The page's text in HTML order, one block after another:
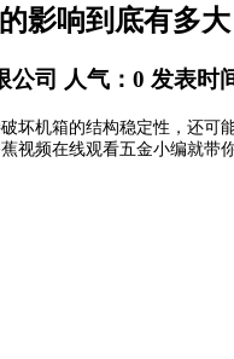
影响到底有多大
公司 人气：0 发表时
机箱的结构稳定性，还可
视频在线观看五金小编就带